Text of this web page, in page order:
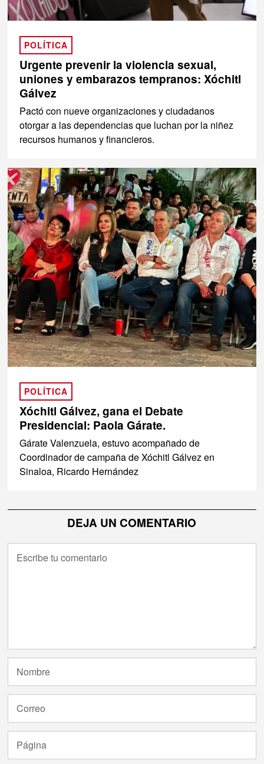
POLÍTICA
Urgente prevenir la violencia sexual,
uniones y embarazos tempranos: Xóchitl
Gálvez
Pactó con nueve organizaciones y ciudadanos
otorgar a las dependencias que luchan por la niñez
recursos humanos y financieros.
POLÍTICA
Xóchitl Gálvez, gana el Debate
Presidencial: Paola Gárate.
Gárate Valenzuela, estuvo acompañado de
Coordinador de campaña de Xóchitl Gálvez en
Sinaloa, Ricardo Hernández
DEJA UN COMENTARIO